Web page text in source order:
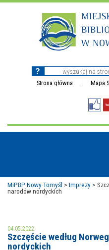
Strona główna Mapa
MOJE KONTO
MiPBP Nowy Tomyśl > Imprezy >
narodów nordyckich
04.05.2022
Szczęście według
nordyckich